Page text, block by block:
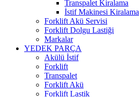
Transpalet Kiralama
İstif Makinesi Kiralama
Forklift Akü Servisi
Forklift Dolgu Lastiği
Markalar
YEDEK PARÇA
Akülü İstif
Forklift
Transpalet
Forklift Akü
Forklift Lastik